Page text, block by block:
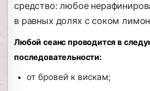
средство: любое
в равных долях с соком
Любой сеанс проводится в
последовательности:
от бровей к вискам;